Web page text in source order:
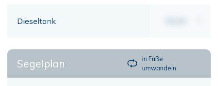
Dieseltank
Segelplan
in Füße
umwandeln